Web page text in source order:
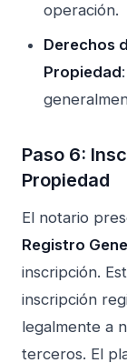
operación.
Derechos
Propiedad
Paso 6:
Propiedad
El notario
Registro
inscripción.
inscripción
legalmente a
terceros. El